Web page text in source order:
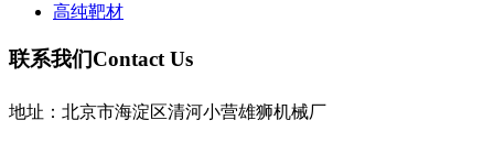
高纯靶材
联系我们Contact Us
地址：北京市海淀区清河小营雄狮机械厂